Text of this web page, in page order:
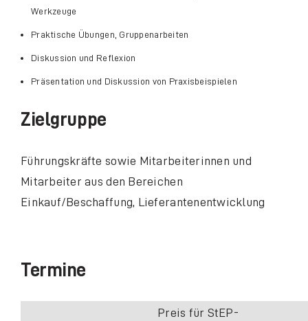
Werkzeuge
Praktische Übungen, Gruppenarbeiten
Diskussion und Reflexion
Präsentation und Diskussion von Praxisbeispielen
Zielgruppe
Führungskräfte sowie Mitarbeiterinnen und
Mitarbeiter aus den Bereichen
Einkauf/Beschaffung, Lieferantenentwicklung
Termine
Preis für StEP-